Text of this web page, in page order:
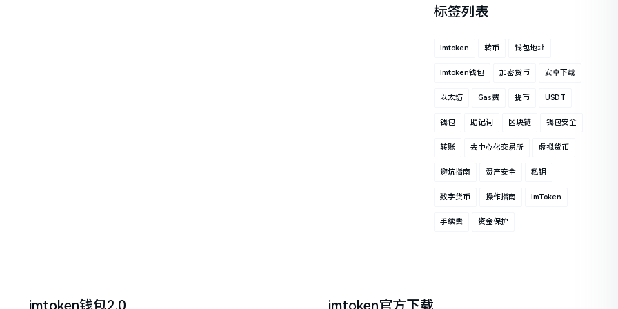
标签列表
Imtoken 转币 钱包地址
Imtoken钱包 加密货币 安卓下载
以太坊 Gas费 提币 USDT
钱包 助记词 区块链 钱包安全
转账 去中心化交易所 虚拟货币
避坑指南 资产安全 私钥
数字货币 操作指南 ImToken
手续费 资金保护